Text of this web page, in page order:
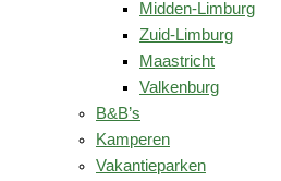
Midden-Limburg
Zuid-Limburg
Maastricht
Valkenburg
B&B’s
Kamperen
Vakantieparken